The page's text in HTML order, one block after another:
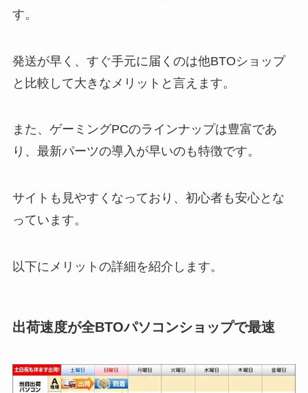
す。
発送が早く、すぐ手元に届くのは他BTOショップ
と比較して大きなメリットと言えます。
また、ゲーミングPCのラインナップは豊富であ
り、最新パーツの導入が早いのも特徴です。
サイトも見やすくなっており、初心者も安心とな
っています。
以下にメリットの詳細を紹介します。
出荷速度が全BTOパソコンショップで最速